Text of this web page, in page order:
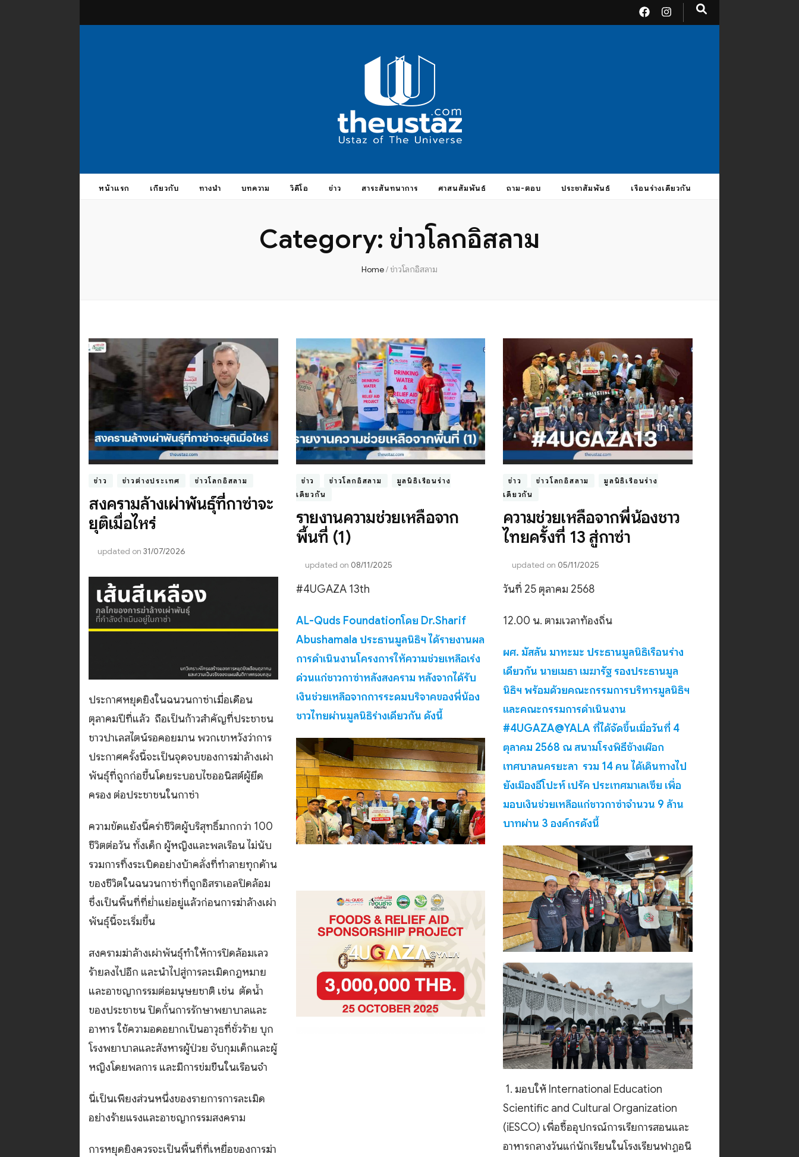
theustaz.com
หน้าแรก เกี่ยวกับ ทางนำ บทความ วิดีโอ ข่าว สาระสันทนาการ ศาสนสัมพันธ์ ถาม-ตอบ ประชาสัมพันธ์ เรือนร่างเดียวกัน
Category: ข่าวโลกอิสลาม
Home/ ข่าวโลกอิสลาม
ข่าว ข่าวต่างประเทศ ข่าวโลกอิสลาม
สงครามล้างเผ่าพันธุ์ที่กาซ่าจะ
ยุติเมื่อไหร่
updated on31/07/2026
ประกาศหยุดยิงในฉนวนกาซ่าเมื่อเดือน
ตุลาคมปีที่แล้ว ถือเป็นก้าวสำคัญที่ประชาชน
ชาวปาเลสไตน์รอคอยมาน พวกเขาหวังว่าการ
ประกาศครั้งนี้จะเป็นจุดจบของการฆ่าล้างเผ่า
พันธุ์ที่ถูกก่อขึ้นโดยระบอบไซออนิสต์ผู้ยึด
ครอง ต่อประชาชนในกาซ่า
ความขัดแย้งนี้คร่าชีวิตผู้บริสุทธิ์มากกว่า 100
ชีวิตต่อวัน ทั้งเด็ก ผู้หญิงและพลเรือน ไม่นับ
รวมการทิ้งระเบิดอย่างบ้าคลั่งที่ทำลายทุกด้าน
ของชีวิตในฉนวนกาซ่าที่ถูกอิสราเอลปิดล้อม
ซึ่งเป็นพื้นที่ที่ย่ำแย่อยู่แล้วก่อนการฆ่าล้างเผ่า
พันธุ์นี้จะเริ่มขึ้น
สงครามฆ่าล้างเผ่าพันธุ์ทำให้การปิดล้อมเลว
ร้ายลงไปอีก และนำไปสู่การละเมิดกฎหมาย
และอาชญากรรมต่อมนุษยชาติ เช่น ตัดน้ำ
ของประชาชน ปิดกั้นการรักษาพยาบาลและ
อาหาร ใช้ความอดอยากเป็นอาวุธที่ชั่วร้าย บุก
โรงพยาบาลและสังหารผู้ป่วย จับกุมเด็กและผู้
หญิงโดยพลการ และมีการข่มขืนในเรือนจำ
นี่เป็นเพียงส่วนหนึ่งของรายการการละเมิด
อย่างร้ายแรงและอาชญากรรมสงคราม
การหยุดยิงควรจะเป็นพื้นที่ที่เหยื่อของการฆ่า
ข่าว ข่าวโลกอิสลาม
มูลนิธิเรือนร่าง
เดียวกัน
รายงานความช่วยเหลือจาก
พื้นที่ (1)
updated on 08/11/2025
#4UGAZA 13th
AL-Quds Foundationโดย Dr.Sharif
Abushamala ประธานมูลนิธิฯ ได้รายงานผล
การดำเนินงานโครงการให้ความช่วยเหลือเร่ง
ด่วนแก่ชาวกาซ่าหลังสงคราม หลังจากได้รับ
เงินช่วยเหลือจากการระดมบริจาคของพี่น้อง
ชาวไทยผ่านมูลนิธิร่างเดียวกัน ดังนี้
ข่าว ข่าวโลกอิสลาม
มูลนิธิเรือนร่าง
เดียวกัน
ความช่วยเหลือจากพี่น้องชาว
ไทยครั้งที่ 13 สู่กาซ่า
updated on 05/11/2025
วันที่ 25 ตุลาคม 2568
12.00 น. ตามเวลาท้องถิ่น
ผศ. มัสลัน มาหะมะ ประธานมูลนิธิเรือนร่าง
เดียวกัน นายเมธา เมฆารัฐ รองประธานมูล
นิธิฯ พร้อมด้วยคณะกรรมการบริหารมูลนิธิฯ
และคณะกรรมการดำเนินงาน
#4UGAZA@YALA ที่ได้จัดขึ้นเมื่อวันที่ 4
ตุลาคม 2568 ณ สนามโรงพิธีช้างเผือก
เทศบาลนครยะลา รวม 14 คน ได้เดินทางไป
ยังเมืองอีโปะห์ เปรัค ประเทศมาเลเซีย เพื่อ
มอบเงินช่วยเหลือแก่ชาวกาซ่าจำนวน 9 ล้าน
บาทผ่าน 3 องค์กรดังนี้
1. มอบให้ International Education
Scientific and Cultural Organization
(iESCO) เพื่อซื้ออุปกรณ์การเรียการสอนและ
อาหารกลางวันแก่นักเรียนในโรงเรียนฟาฏอนี